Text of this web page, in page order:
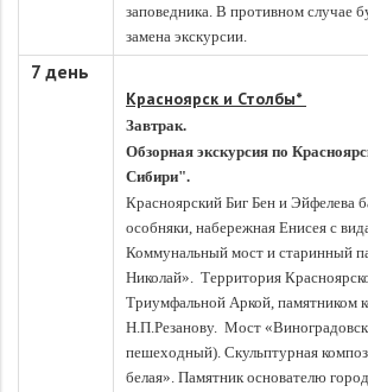
заповедника. В противном случае
замена экскурсии.
7 день
Красноярск и Столбы*
Завтрак.
Обзорная экскурсия по
Сибири".
Красноярский Биг Бен и Эйфелева
особняки, набережная Енисея с
Коммунальный мост и старинный
Николай». Территория
Триумфальной Аркой, памятником
Н.П.Резанову. Мост
пешеходный). Скульптурная
белая». Памятник основателю